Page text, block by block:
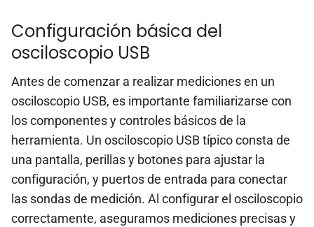
Configuración básica del
osciloscopio USB
Antes de comenzar a realizar mediciones en un
osciloscopio USB, es importante familiarizarse con
los componentes y controles básicos de la
herramienta. Un osciloscopio USB típico consta de
una pantalla, perillas y botones para ajustar la
configuración, y puertos de entrada para conectar
las sondas de medición. Al configurar el osciloscopio
correctamente, aseguramos mediciones precisas y